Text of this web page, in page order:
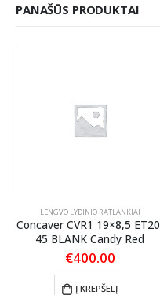
PANAŠŪS PRODUKTAI
LENGVO LYDINIO RATLANKIAI
Concaver CVR1 19×8,5
45 BLANK Candy Red
€400.00
Į KREPŠELĮ